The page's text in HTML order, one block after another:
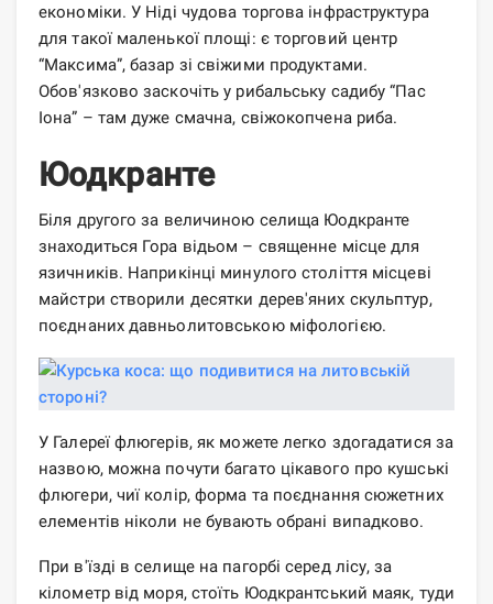
економіки. У Ніді чудова торгова інфраструктура
для такої маленької площі: є торговий центр
“Максима”, базар зі свіжими продуктами.
Обов'язково заскочіть у рибальську садибу “Пас
Іона” – там дуже смачна, свіжокопчена риба.
Юодкранте
Біля другого за величиною селища Юодкранте
знаходиться Гора відьом – священне місце для
язичників. Наприкінці минулого століття місцеві
майстри створили десятки дерев'яних скульптур,
поєднаних давньолитовською міфологією.
У Галереї флюгерів, як можете легко здогадатися за
назвою, можна почути багато цікавого про кушські
флюгери, чиї колір, форма та поєднання сюжетних
елементів ніколи не бувають обрані випадково.
При в'їзді в селище на пагорбі серед лісу, за
кілометр від моря, стоїть Юодкрантський маяк, туди